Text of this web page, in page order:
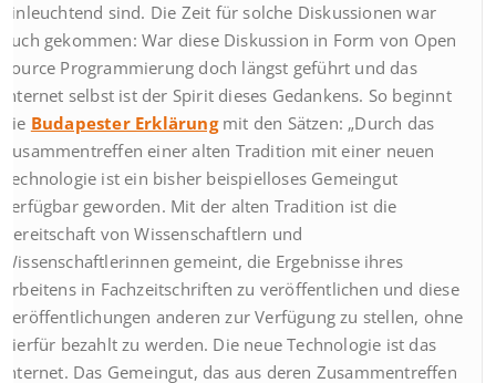
einleuchtend sind. Die Zeit für solche Diskussionen war
auch gekommen: War diese Diskussion in Form von Open
Source Programmierung doch längst geführt und das
Internet selbst ist der Spirit dieses Gedankens. So beginnt
die Budapester Erklärungmit den Sätzen: „Durch das
Zusammentreffen einer alten Tradition mit einer neuen
Technologie ist ein bisher beispielloses Gemeingut
verfügbar geworden. Mit der alten Tradition ist die
Bereitschaft von Wissenschaftlern und
Wissenschaftlerinnen gemeint, die Ergebnisse ihres
Arbeitens in Fachzeitschriften zu veröffentlichen und diese
Veröffentlichungen anderen zur Verfügung zu stellen, ohne
hierfür bezahlt zu werden. Die neue Technologie ist das
Internet. Das Gemeingut, das aus deren Zusammentreffen